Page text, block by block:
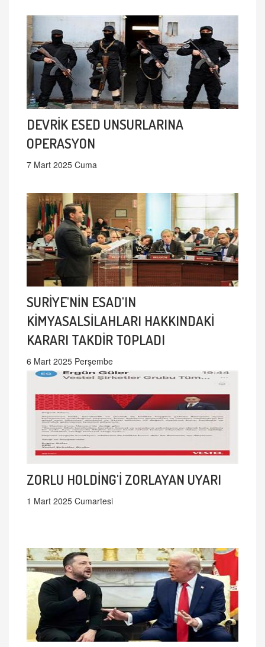
DEVRİK ESED UNSURLARINA
OPERASYON
7 Mart 2025 Cuma
SURİYE'NİN ESAD'IN
KİMYASALSİLAHLARI HAKKINDAKİ
KARARI TAKDİR TOPLADI
6 Mart 2025 Perşembe
ZORLU HOLDİNG'İ ZORLAYAN UYARI
1 Mart 2025 Cumartesi